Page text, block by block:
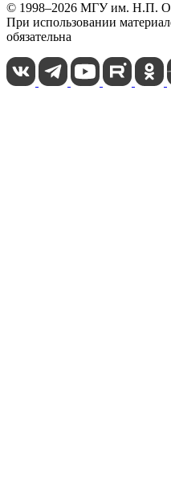
© 1998–2026 МГУ им. Н.П.
При использовании
обязательна